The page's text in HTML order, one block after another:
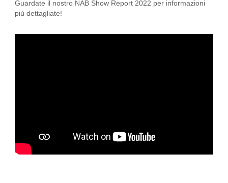
Guardate il nostro NAB Show Report 2022 per informazioni
più dettagliate!